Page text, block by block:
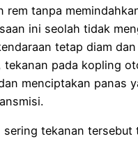
rem tanpa
ini seolah tidak
tetap diam
tekanan pada kopling
menciptakan panas
sering tekanan tersebut